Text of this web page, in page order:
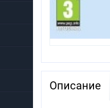
Описание